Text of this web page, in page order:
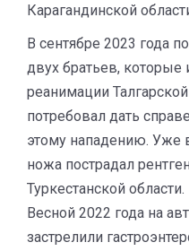
Карагандинской
В сентябре 2023 года
двух братьев,
реанимации
потребовал дать
этому нападению.
ножа пострадал
Туркестанской области.
Весной 2022 года на
застрелили